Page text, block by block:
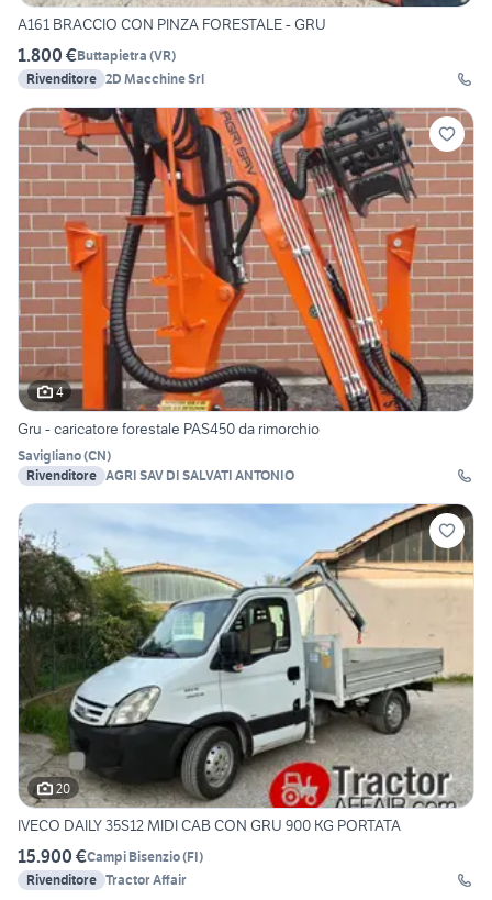
A161 BRACCIO CON PINZA FORESTALE - GRU
1.800 €Buttapietra (VR)
Rivenditore 2D Macchine Srl
4
Gru - caricatore forestale PAS450 da rimorchio
Savigliano(CN)
Rivenditore AGRI SAV DI SALVATI ANTONIO
20
IVECO DAILY 35S12 MIDI CAB CON GRU 900 KG PORTATA
15.900 €Campi Bisenzio(FI)
Rivenditore Tractor Affair